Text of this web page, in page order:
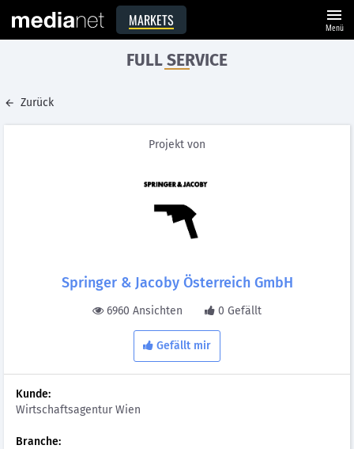
MARKETS menu
Menü
FULL SERVICE
Zurück
Projekt von
Springer & Jacoby Österreich GmbH
6960 Ansichten 0 Gefällt
Gefällt mir
Kunde:
Wirtschaftsagentur Wien
Branche: